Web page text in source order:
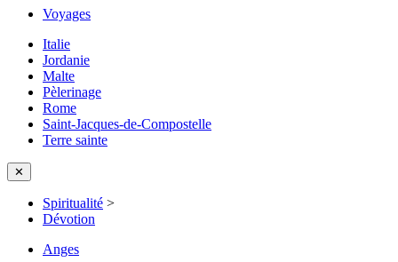
Voyages
Italie
Jordanie
Malte
Pèlerinage
Rome
Saint-Jacques-de-Compostelle
Terre sainte
✕
Spiritualité >
Dévotion
Anges